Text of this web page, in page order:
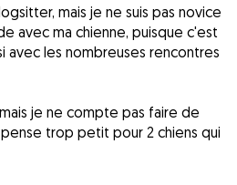
mais je ne suis pas novice
avec ma chienne, puisque c'est
avec les nombreuses rencontres
je ne compte pas faire de
trop petit pour 2 chiens qui